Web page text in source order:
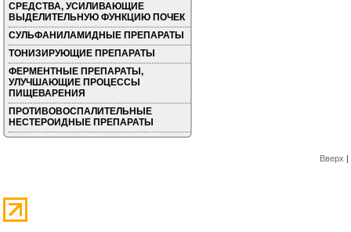
СРЕДСТВА, УСИЛИВАЮЩИЕ
ВЫДЕЛИТЕЛЬНУЮ ФУНКЦИЮ ПОЧЕК
СУЛЬФАНИЛАМИДНЫЕ ПРЕПАРАТЫ
ТОНИЗИРУЮЩИЕ ПРЕПАРАТЫ
ФЕРМЕНТНЫЕ ПРЕПАРАТЫ,
УЛУЧШАЮЩИЕ ПРОЦЕССЫ
ПИЩЕВАРЕНИЯ
ПРОТИВОВОСПАЛИТЕЛЬНЫЕ
НЕСТЕРОИДНЫЕ ПРЕПАРАТЫ
Вверх |